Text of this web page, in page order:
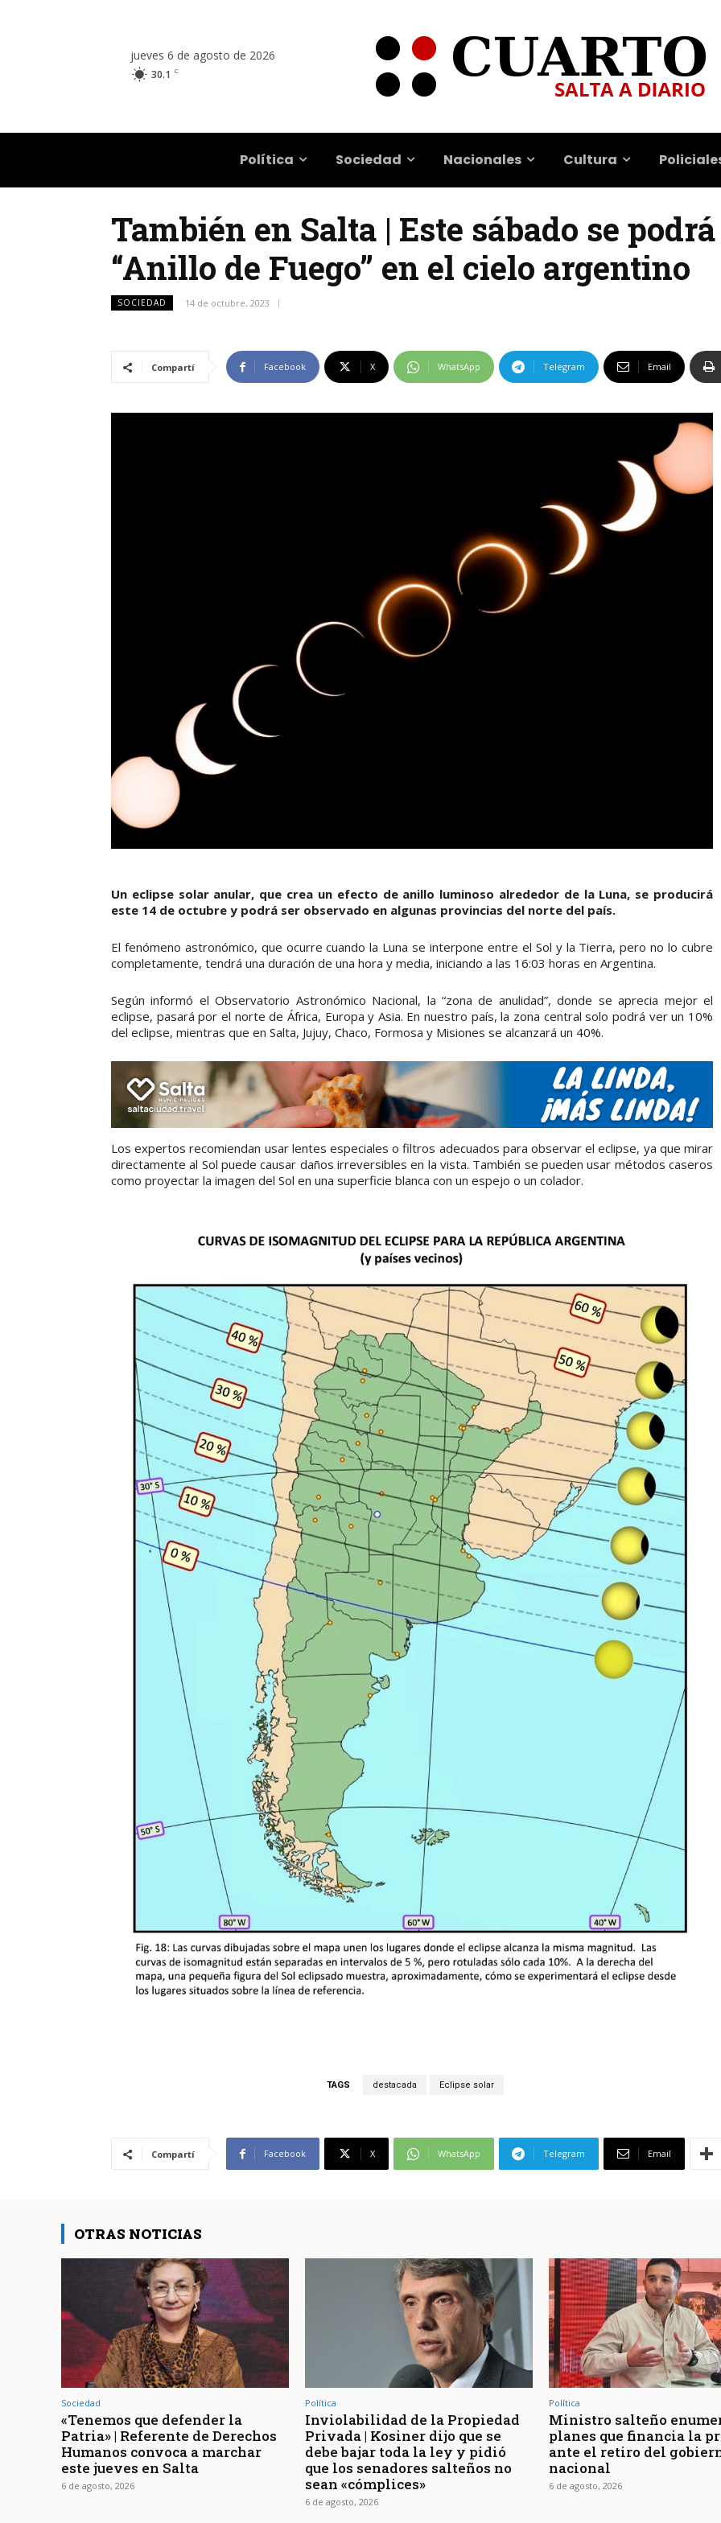
jueves 6 de agosto de 2026
30.1 C
Política Sociedad Nacionales Cultura
También en Salta | Este sábado se
“Anillo de Fuego” en el cielo argentino
SOCIEDAD 14 de octubre, 2023
Compartí Facebook X WhatsApp Telegram Email
Un eclipse solar anular, que crea un efecto de anillo luminoso alrededor de la Luna, se producirá
este 14 de octubre y podrá ser observado en algunas provincias del norte del país.
El fenómeno astronómico, que ocurre cuando la Luna se interpone entre el Sol y la Tierra, pero no lo cubre
completamente, tendrá una duración de una hora y media, iniciando a las 16:03 horas en Argentina.
Según informó el Observatorio Astronómico Nacional, la “zona de anulidad”, donde se aprecia mejor el
eclipse, pasará por el norte de África, Europa y Asia. En nuestro país, la zona central solo podrá ver un 10%
del eclipse, mientras que en Salta, Jujuy, Chaco, Formosa y Misiones se alcanzará un 40%.
Los expertos recomiendan usar lentes especiales o filtros adecuados para observar el eclipse, ya que mirar
directamente al Sol puede causar daños irreversibles en la vista. También se pueden usar métodos caseros
como proyectar la imagen del Sol en una superficie blanca con un espejo o un colador.
TAGS destacada Eclipse solar
Compartí Facebook X WhatsApp Telegram Email
OTRAS NOTICIAS
Sociedad
«Tenemos que defender la
Patria» | Referente de Derechos
Humanos convoca a marchar
este jueves en Salta
6 de agosto, 2026
Política
Inviolabilidad de la Propiedad
Privada | Kosiner dijo que se
debe bajar toda la ley y pidió
que los senadores salteños no
sean «cómplices»
6 de agosto, 2026
Política
Ministro salteño
planes que financia la
ante el retiro del
nacional
6 de agosto, 2026